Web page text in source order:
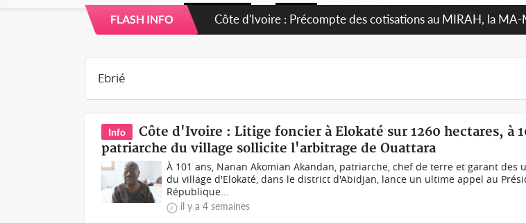
FLASH INFO Côte d'Ivoire : Indépendance 2026, Thiam plaide pour un
Info
Côte d'Ivoire : Litige foncier à Elokaté sur 1260 hectares, à
patriarche du village sollicite l'arbitrage de Ouattara
À 101 ans, Nanan Akomian Akandan, patriarche, chef de terre et garant des
du village d'Elokaté, dans le district d'Abidjan, lance un ultime appel au
République...
il y a 4 semaines